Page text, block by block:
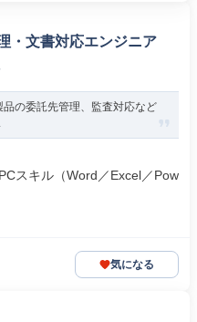
・文書対応エンジニア
の委託先管理、監査対応など
スキル（Word／Excel／Pow
気になる